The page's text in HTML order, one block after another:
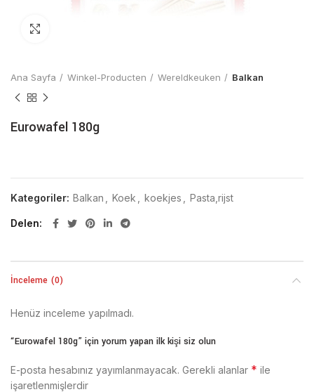
Ana Sayfa Winkel-Producten Wereldkeuken Balkan
Eurowafel 180g
Kategoriler: Balkan Koek koekjes Pasta,rijst
Delen
İnceleme (0)
Henüz inceleme yapılmadı.
“Eurowafel 180g” için yorum yapan ilk kişi siz olun
E-posta hesabınız yayımlanmayacak. Gerekli alanlar * ile
işaretlenmişlerdir